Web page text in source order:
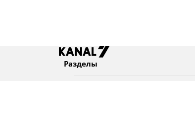
Разделы